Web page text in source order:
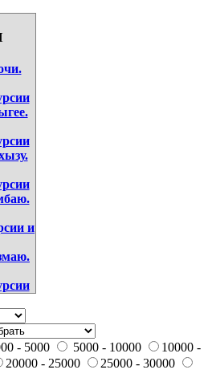
- 5000 5000 - 10000
10000 -
20000 - 25000
25000 - 30000